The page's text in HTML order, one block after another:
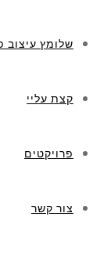
והום סטיילינג